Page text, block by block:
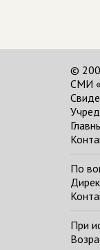
©
СМИ
По
При